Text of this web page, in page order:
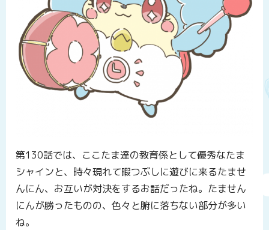
第130話では、ここたま達の教育係として優秀なたま
シャインと、時々現れて暇つぶしに遊びに来るたませ
んにん、お互いが対決をするお話だったね。たません
にんが勝ったものの、色々と腑に落ちない部分が多い
ね。